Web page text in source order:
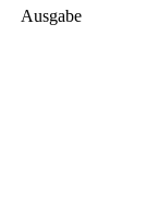
Ausgabe